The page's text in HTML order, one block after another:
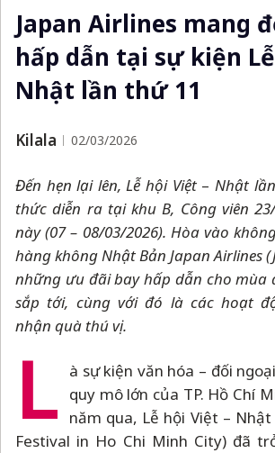
Japan Airlines mang
hấp dẫn tại sự kiện
Nhật lần thứ 11
Kilala 02/03/2026
Đến hẹn lại lên, Lễ hội Việt – Nhật
thức diễn ra tại khu B, Công viên
này (07– 08/03/2026). Hòa vào
hàng không Nhật Bản Japan Airlines
những ưu đãi bay hấp dẫn cho mùa
sắp tới, cùng với đó là các hoạt
nhận quà thú vị.
L à sự kiện văn hóa – đối
quy mô lớn của TP. Hồ Chí
năm qua, Lễ hội Việt – Nhật
Festival in Ho Chi Minh City) đã